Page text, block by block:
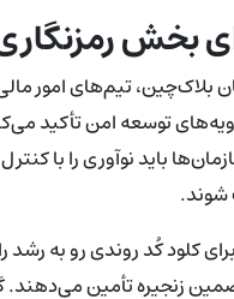
بخش
بلاک‌چین، تیم‌های امور
توسعه امن تأکید
باید نوآوری را با
شوند.
کلود کُد روندی رو به
زنجیره تأمین